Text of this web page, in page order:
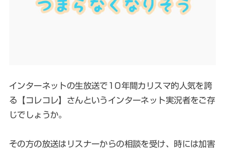
インターネットの生放送で10年間カリスマ的人気を誇
る【コレコレ】さんというインターネット実況者をご存
じでしょうか。
その方の放送はリスナーからの相談を受け、時には加害